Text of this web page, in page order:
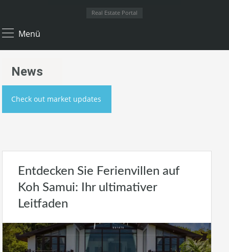
Real Estate Portal
Menü
News
Check out market updates
Entdecken Sie Ferienvillen auf
Koh Samui: Ihr ultimativer
Leitfaden